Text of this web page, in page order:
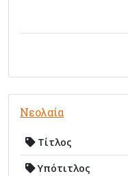
Νεολαία
Τίτλος
Υπότιτλος